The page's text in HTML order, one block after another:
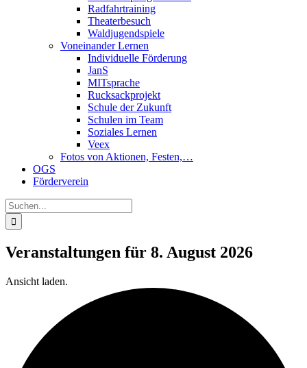
Radfahrtraining
Theaterbesuch
Waldjugendspiele
Voneinander Lernen
Individuelle Förderung
JanS
MITsprache
Rucksackprojekt
Schule der Zukunft
Schulen im Team
Soziales Lernen
Veex
Fotos von Aktionen, Festen,…
OGS
Förderverein
Suche
nach:
Veranstaltungen für 8. August 2026
Ansicht laden.